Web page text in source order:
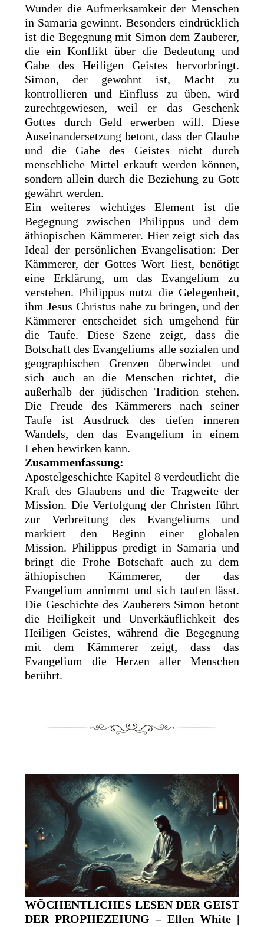
Wunder die Aufmerksamkeit der Menschen
in Samaria gewinnt. Besonders eindrücklich
ist die Begegnung mit Simon dem Zauberer,
die ein Konflikt über die Bedeutung und
Gabe des Heiligen Geistes hervorbringt.
Simon, der gewohnt ist, Macht zu
kontrollieren und Einfluss zu üben, wird
zurechtgewiesen, weil er das Geschenk
Gottes durch Geld erwerben will. Diese
Auseinandersetzung betont, dass der Glaube
und die Gabe des Geistes nicht durch
menschliche Mittel erkauft werden können,
sondern allein durch die Beziehung zu Gott
gewährt werden.
Ein weiteres wichtiges Element ist die
Begegnung zwischen Philippus und dem
äthiopischen Kämmerer. Hier zeigt sich das
Ideal der persönlichen Evangelisation: Der
Kämmerer, der Gottes Wort liest, benötigt
eine Erklärung, um das Evangelium zu
verstehen. Philippus nutzt die Gelegenheit,
ihm Jesus Christus nahe zu bringen, und der
Kämmerer entscheidet sich umgehend für
die Taufe. Diese Szene zeigt, dass die
Botschaft des Evangeliums alle sozialen und
geographischen Grenzen überwindet und
sich auch an die Menschen richtet, die
außerhalb der jüdischen Tradition stehen.
Die Freude des Kämmerers nach seiner
Taufe ist Ausdruck des tiefen inneren
Wandels, den das Evangelium in einem
Leben bewirken kann.
Zusammenfassung:
Apostelgeschichte Kapitel 8 verdeutlicht die
Kraft des Glaubens und die Tragweite der
Mission. Die Verfolgung der Christen führt
zur Verbreitung des Evangeliums und
markiert den Beginn einer globalen
Mission. Philippus predigt in Samaria und
bringt die Frohe Botschaft auch zu dem
äthiopischen Kämmerer, der das
Evangelium annimmt und sich taufen lässt.
Die Geschichte des Zauberers Simon betont
die Heiligkeit und Unverkäuflichkeit des
Heiligen Geistes, während die Begegnung
mit dem Kämmerer zeigt, dass das
Evangelium die Herzen aller Menschen
berührt.
WÖCHENTLICHES LESEN DER GEIST
DER PROPHEZEIUNG – Ellen White |